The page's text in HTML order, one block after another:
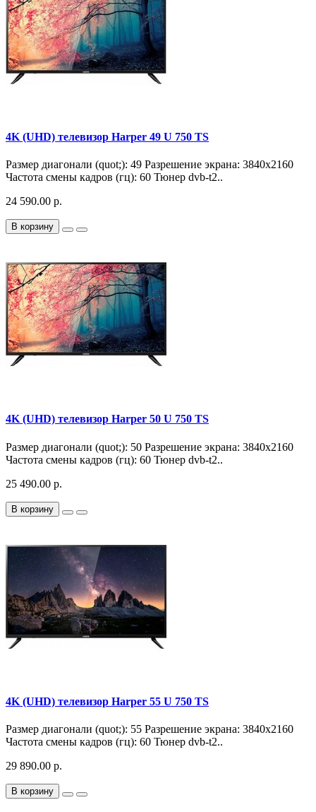
4K (UHD) телевизор Harper 49 U 750 TS
Размер диагонали (quot;): 49 Разрешение экрана: 3840x2160
Частота смены кадров (гц): 60 Тюнер dvb-t2..
24 590.00 р.
В корзину
4K (UHD) телевизор Harper 50 U 750 TS
Размер диагонали (quot;): 50 Разрешение экрана: 3840x2160
Частота смены кадров (гц): 60 Тюнер dvb-t2..
25 490.00 р.
В корзину
4K (UHD) телевизор Harper 55 U 750 TS
Размер диагонали (quot;): 55 Разрешение экрана: 3840x2160
Частота смены кадров (гц): 60 Тюнер dvb-t2..
29 890.00 р.
В корзину